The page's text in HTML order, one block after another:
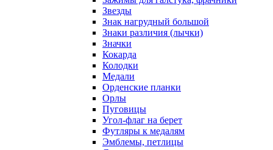
Звезды
Знак нагрудный большой
Знаки различия (лычки)
Значки
Кокарда
Колодки
Медали
Орденские планки
Орлы
Пуговицы
Угол-флаг на берет
Футляры к медалям
Эмблемы, петлицы